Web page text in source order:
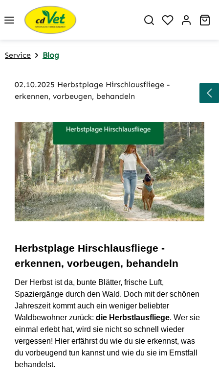
Zum Hauptinhalt springen
Du hast 0
Service Blog
02.10.2025 Herbstplage Hirschlausfliege -
erkennen, vorbeugen, behandeln
Herbstplage Hirschlausfliege -
erkennen, vorbeugen, behandeln
Der Herbst ist da, bunte Blätter, frische Luft,
Spaziergänge durch den Wald. Doch mit der schönen
Jahreszeit kommt auch ein weniger beliebter
Waldbewohner zurück: die Herbstlausfliege. Wer sie
einmal erlebt hat, wird sie nicht so schnell wieder
vergessen! Hier erfährst du wie du sie erkennst, was
du vorbeugend tun kannst und wie du sie im Ernstfall
behandelst.